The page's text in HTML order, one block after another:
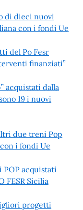
di dieci nuovi
con i fondi Ue
del Po Fesr
finanziati”
acquistati dalla
19 i nuovi
due treni Pop
i fondi Ue
POP acquistati
FESR Sicilia
progetti